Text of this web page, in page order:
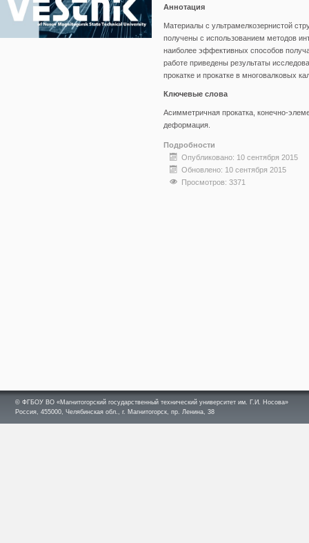
Аннотация
Материалы с ультрамелкозернистой
получены с использованием методов
наиболее эффективных способов
работе приведены результаты
прокатке и прокатке в многовалковых
Ключевые слова
Асимметричная прокатка, конечно-
деформация.
Подробности
Опубликовано: 10 сентября 2015
Обновлено: 10 сентября 2015
Просмотров: 3371
© ФГБОУ ВО «Магнитогорский государственный технический университет им. Г.И. Носова»
Россия, 455000, Челябинская обл., г. Магнитогорск, пр. Ленина, 38